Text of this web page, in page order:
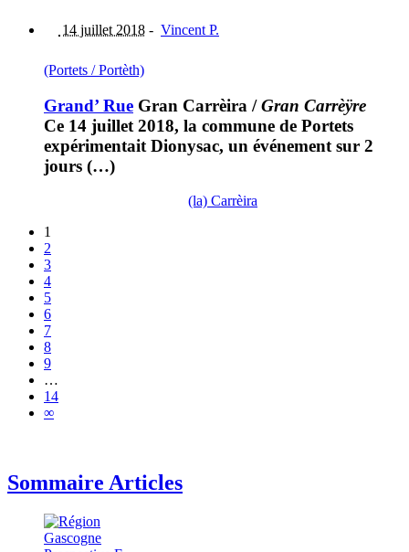
14 juillet 2018 - Vincent P.
(Portets / Portèth)
Grand’ Rue Gran Carrèira /Gran Carrèÿre
Ce 14 juillet 2018, la commune de Portets
expérimentait Dionysac, un événement sur 2
jours (…)
(la) Carrèira
1
2
3
4
5
6
7
8
9
…
14
∞
Sommaire Articles